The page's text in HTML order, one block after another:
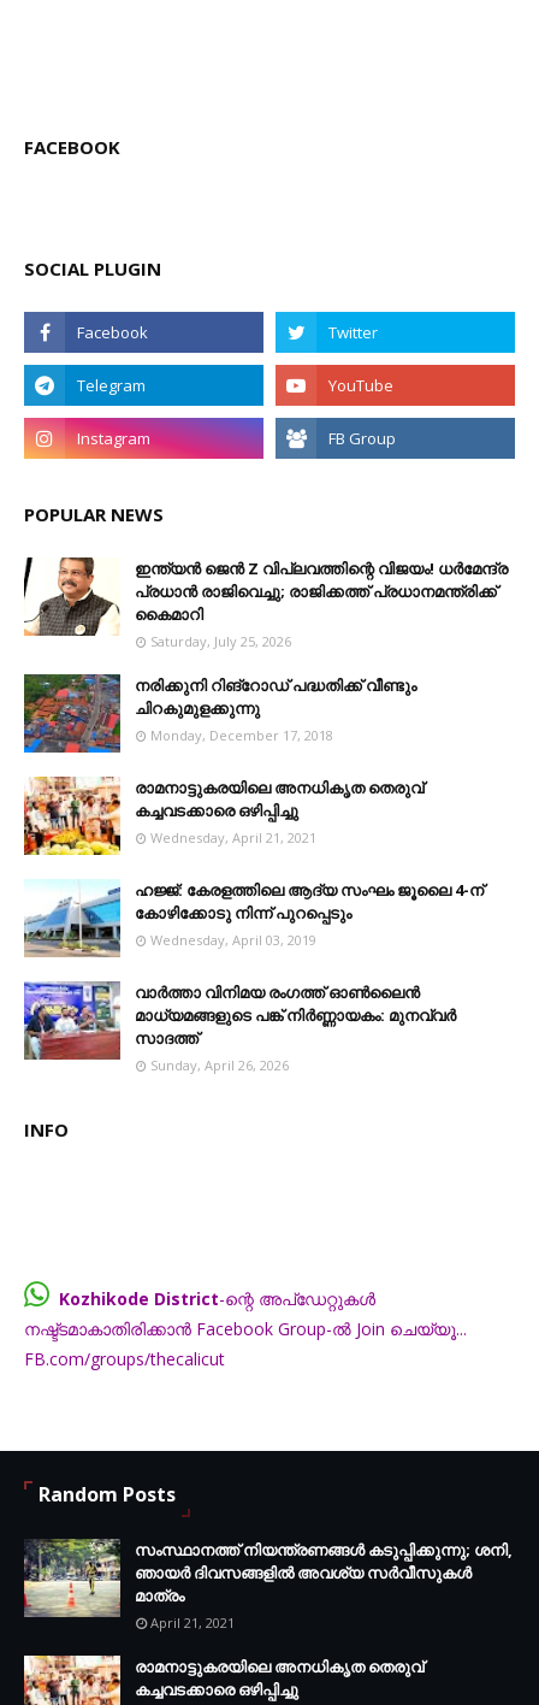
FACEBOOK
SOCIAL PLUGIN
POPULAR NEWS
ഇന്ത്യൻ ജെൻ Z വിപ്ലവത്തിന്റെ വിജയം! ധർമേന്ദ്ര
പ്രധാൻ രാജിവെച്ചു; രാജിക്കത്ത് പ്രധാനമന്ത്രിക്ക്
കൈമാറി
Saturday, July 25, 2026
നരിക്കുനി റിങ്റോഡ് പദ്ധതിക്ക് വീണ്ടും
ചിറകുമുളക്കുന്നു
Monday, December 17, 2018
രാമനാട്ടുകരയിലെ അനധികൃത തെരുവ്
കച്ചവടക്കാരെ ഒഴിപ്പിച്ചു
Wednesday, April 21, 2021
ഹജ്ജ്: കേരളത്തിലെ ആദ്യ സംഘം ജൂലൈ 4-ന്
കോഴിക്കോടു നിന്ന് പുറപ്പെടും
Wednesday, April 03, 2019
വാർത്താ വിനിമയ രംഗത്ത് ഓൺലൈൻ
മാധ്യമങ്ങളുടെ പങ്ക് നിർണ്ണായകം: മുനവ്വർ
സാദത്ത്
Sunday, April 26, 2026
INFO
Kozhikode District
-ന്റെ അപ്ഡേറ്റുകൾ
നഷ്ട്ടമാകാതിരിക്കാൻ Facebook Group-ൽ Join ചെയ്യൂ...
Random Posts
സംസ്ഥാനത്ത് നിയന്ത്രണങ്ങള്‍ കടുപ്പിക്കുന്നു; ശനി,
ഞായര്‍ ദിവസങ്ങളില്‍ അവശ്യ സര്‍വീസുകള്‍
മാത്രം
April 21, 2021
രാമനാട്ടുകരയിലെ അനധികൃത തെരുവ്
കച്ചവടക്കാരെ ഒഴിപ്പിച്ചു